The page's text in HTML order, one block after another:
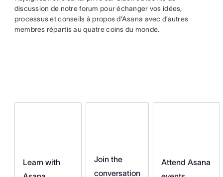
discussion de notre forum pour échanger vos idées,
processus et conseils à propos d’Asana avec d’autres
membres répartis au quatre coins du monde.
Learn with
Join the
conversation
Attend Asana